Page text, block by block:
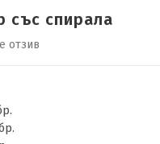
със спирала
отзив